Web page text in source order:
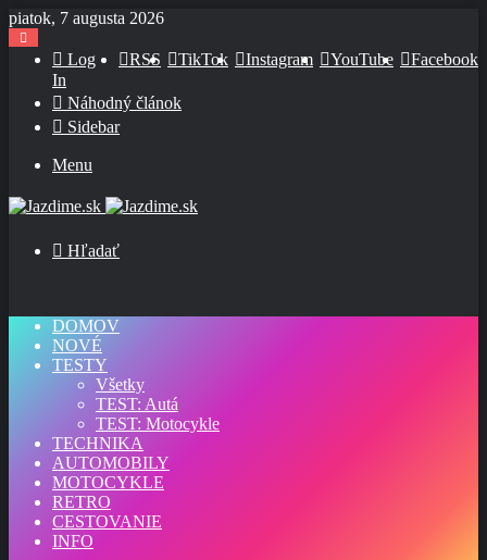
piatok, 7 augusta 2026
Facebook
YouTube
Instagram
TikTok
RSS
Log
In
Náhodný článok
Sidebar
Menu
Hľadať
DOMOV
NOVÉ
TESTY
Všetky
TEST: Autá
TEST: Motocykle
TECHNIKA
AUTOMOBILY
MOTOCYKLE
RETRO
CESTOVANIE
INFO